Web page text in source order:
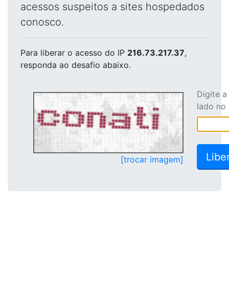
acessos suspeitos a sites hospedados
conosco.
Para liberar o acesso do IP 216.73.217.37,
responda ao desafio abaixo.
[trocar imagem]
Digite
lado no